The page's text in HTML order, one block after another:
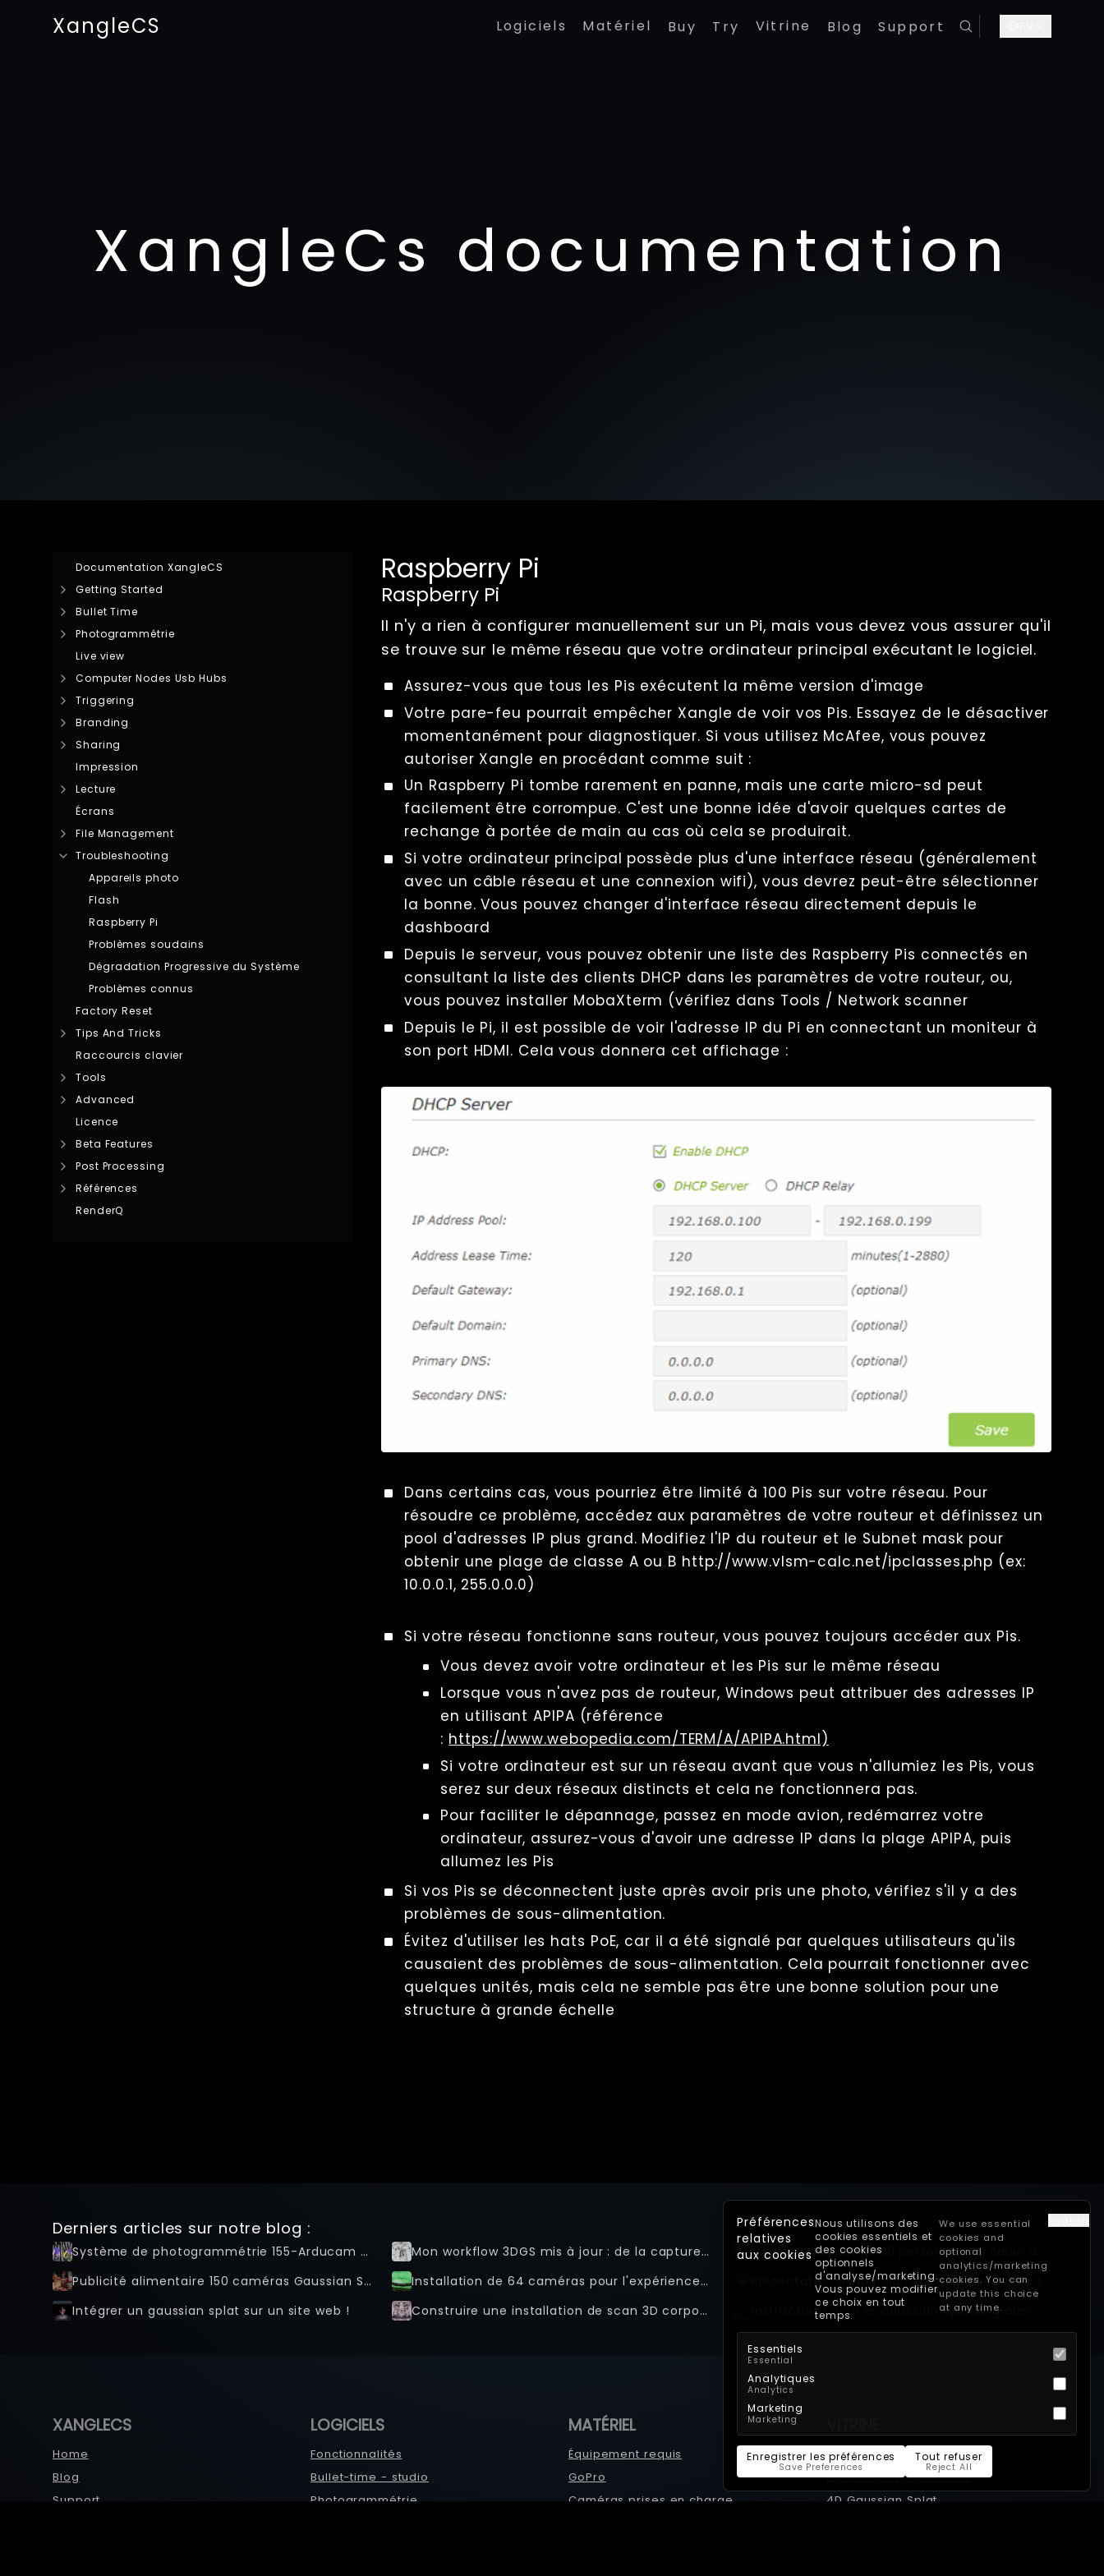
XangleCS Logiciels Matériel Buy Try Vitrine Blog Support
XangleCs documentation
Documentation XangleCS
Getting Started
Bullet Time
Photogrammétrie
Live view
Computer Nodes Usb Hubs
Triggering
Branding
Sharing
Impression
Lecture
Écrans
File Management
Troubleshooting
Appareils photo
Flash
Raspberry Pi
Problèmes soudains
Dégradation Progressive du Système
Problèmes connus
Factory Reset
Tips And Tricks
Raccourcis clavier
Tools
Advanced
Licence
Beta Features
Post Processing
Références
RenderQ
Raspberry Pi
Raspberry Pi
Il n'y a rien à configurer manuellement sur un Pi, mais vous devez vous assurer qu'il
se trouve sur le même réseau que votre ordinateur principal exécutant le logiciel.
Assurez-vous que tous les Pis exécutent la même version d'image
Votre pare-feu pourrait empêcher Xangle de voir vos Pis. Essayez de le désactiver
momentanément pour diagnostiquer. Si vous utilisez McAfee, vous pouvez
autoriser Xangle en procédant comme suit :
Un Raspberry Pi tombe rarement en panne, mais une carte micro-sd peut
facilement être corrompue. C'est une bonne idée d'avoir quelques cartes de
rechange à portée de main au cas où cela se produirait.
Si votre ordinateur principal possède plus d'une interface réseau (généralement
avec un câble réseau et une connexion wifi), vous devrez peut-être sélectionner
la bonne. Vous pouvez changer d'interface réseau directement depuis le
dashboard
Depuis le serveur, vous pouvez obtenir une liste des Raspberry Pis connectés en
consultant la liste des clients DHCP dans les paramètres de votre routeur, ou,
vous pouvez installer MobaXterm (vérifiez dans Tools / Network scanner
Depuis le Pi, il est possible de voir l'adresse IP du Pi en connectant un moniteur à
son port HDMI. Cela vous donnera cet affichage :
Dans certains cas, vous pourriez être limité à 100 Pis sur votre réseau. Pour
résoudre ce problème, accédez aux paramètres de votre routeur et définissez un
pool d'adresses IP plus grand. Modifiez l'IP du routeur et le Subnet mask pour
obtenir une plage de classe A ou B http://www.vlsm-calc.net/ipclasses.php (ex:
10.0.0.1, 255.0.0.0)
Si votre réseau fonctionne sans routeur, vous pouvez toujours accéder aux Pis.
Vous devez avoir votre ordinateur et les Pis sur le même réseau
Lorsque vous n'avez pas de routeur, Windows peut attribuer des adresses IP
en utilisant APIPA (référence
: https://www.webopedia.com/TERM/A/APIPA.html)
Si votre ordinateur est sur un réseau avant que vous n'allumiez les Pis, vous
serez sur deux réseaux distincts et cela ne fonctionnera pas.
Pour faciliter le dépannage, passez en mode avion, redémarrez votre
ordinateur, assurez-vous d'avoir une adresse IP dans la plage APIPA, puis
allumez les Pis
Si vos Pis se déconnectent juste après avoir pris une photo, vérifiez s'il y a des
problèmes de sous-alimentation.
Évitez d'utiliser les hats PoE, car il a été signalé par quelques utilisateurs qu'ils
causaient des problèmes de sous-alimentation. Cela pourrait fonctionner avec
quelques unités, mais cela ne semble pas être une bonne solution pour une
structure à grande échelle
Derniers articles sur notre blog :
Système de photogrammétrie 155-Arducam - Avec 3Dfy.me en Nouvelle-Zélande Mon workflow 3DGS mis à jour : de la capture multi-caméras à l'exportation finale 9:16 / 16:9
Publicité alimentaire 150 caméras Gaussian Splat : Propulsée par Xangle
Installation de 64 caméras pour l'expérience Harry Potter à Riyad, Arabie Saoudite
Intégrer un gaussian splat sur un site web !
Construire une installation de scan 3D corporel complet : Votre guide pour les caméras, le budget et les composants
XANGLECS
Home
Blog
Support
LOGICIELS
Fonctionnalités
Bullet-time - studio
Photogrammétrie
MATÉRIEL
Équipement requis
GoPro
Caméras prises en charge
Productions bullet-time
Expériences bullet-time
4D Gaussian Splat
Préférences
relatives
aux cookies
Nous utilisons des
cookies essentiels et
des cookies
optionnels
d'analyse/marketing.
Vous pouvez modifier
ce choix en tout
temps.
We use essential
cookies and
optional
analytics/marketing
cookies. You can
update this choice
at any time.
Essentiels
Essential
Analytiques
Analytics
Marketing
Marketing
Enregistrer les préférences
Save Preferences
Tout refuser
Reject All